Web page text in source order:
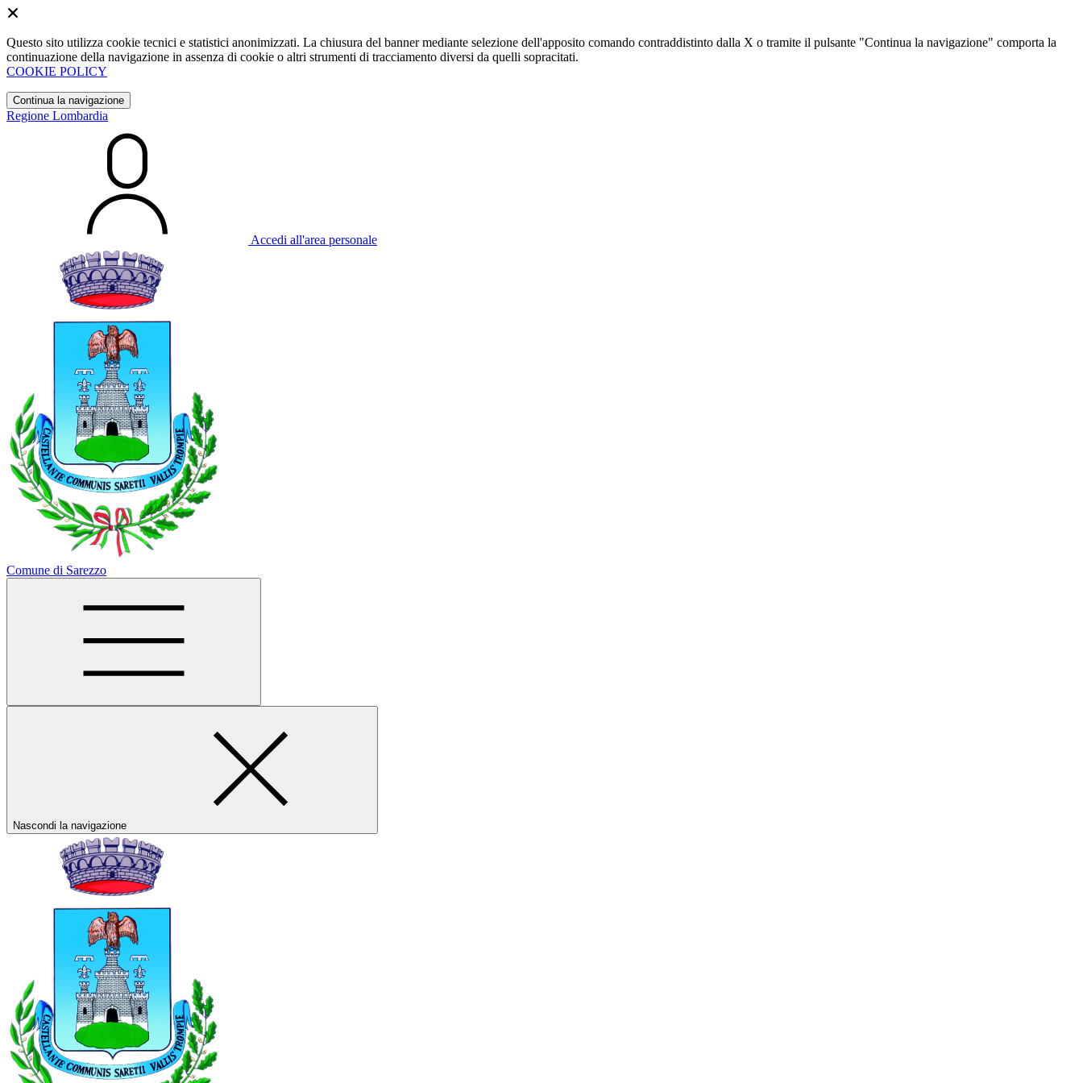
Questo sito utilizza cookie tecnici e statistici anonimizzati. La chiusura del banner mediante selezione dell'apposito comando contraddistinto dalla X o tramite il pulsante "Continua la navigazione" comporta la
continuazione della navigazione in assenza di cookie o altri strumenti di tracciamento diversi da quelli sopracitati.
COOKIE POLICY
Continua la navigazione
Regione Lombardia
Accedi all'area personale
Comune di Sarezzo
Nascondi la navigazione